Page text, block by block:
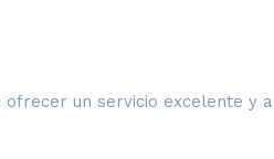
un servicio excelente y